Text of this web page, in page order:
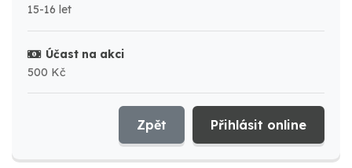
15-16 let
Účast na akci
500 Kč
Přihlásit online
Zpět